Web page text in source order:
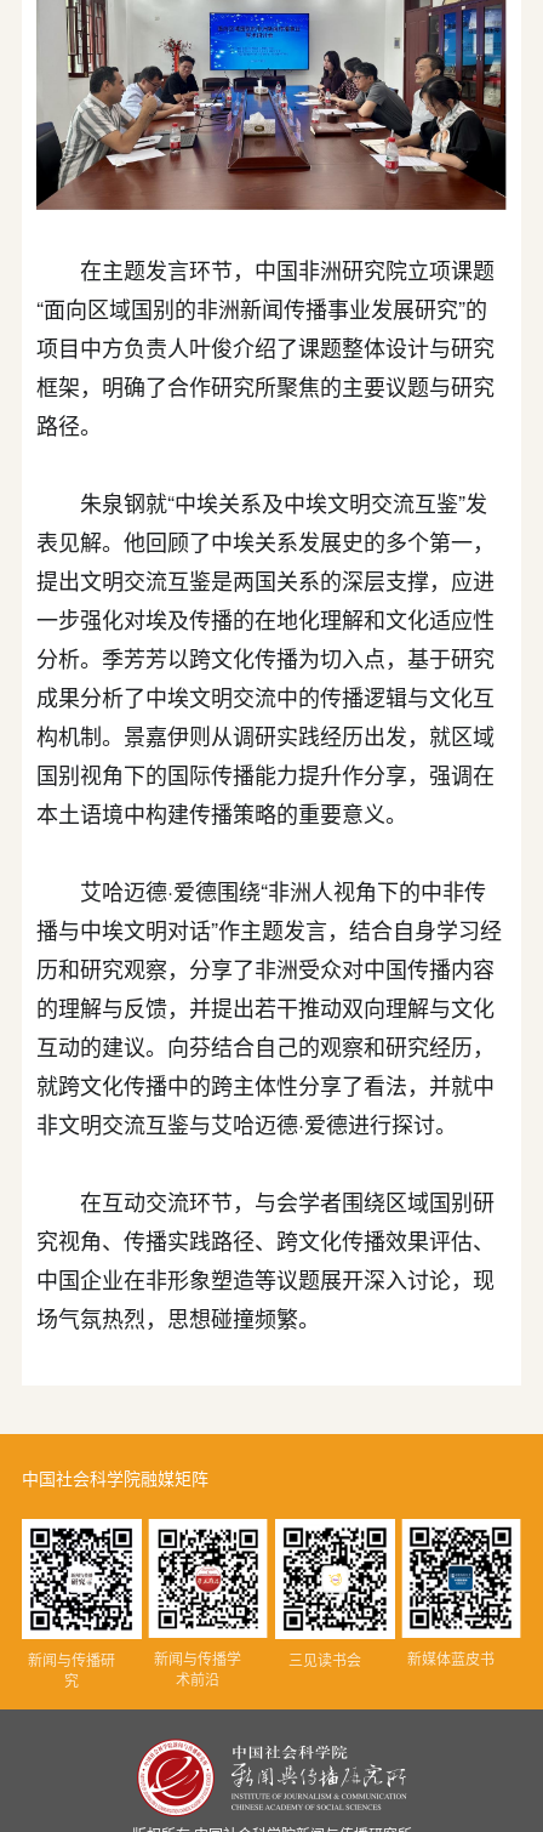
在主题发言环节，中国非洲研究院立项课题
“面向区域国别的非洲新闻传播事业发展研究”的
项目中方负责人叶俊介绍了课题整体设计与研究
框架，明确了合作研究所聚焦的主要议题与研究
路径。
朱泉钢就“中埃关系及中埃文明交流互鉴”发
表见解。他回顾了中埃关系发展史的多个第一，
提出文明交流互鉴是两国关系的深层支撑，应进
一步强化对埃及传播的在地化理解和文化适应性
分析。季芳芳以跨文化传播为切入点，基于研究
成果分析了中埃文明交流中的传播逻辑与文化互
构机制。景嘉伊则从调研实践经历出发，就区域
国别视角下的国际传播能力提升作分享，强调在
本土语境中构建传播策略的重要意义。
艾哈迈德·爱德围绕“非洲人视角下的中非传
播与中埃文明对话”作主题发言，结合自身学习经
历和研究观察，分享了非洲受众对中国传播内容
的理解与反馈，并提出若干推动双向理解与文化
互动的建议。向芬结合自己的观察和研究经历，
就跨文化传播中的跨主体性分享了看法，并就中
非文明交流互鉴与艾哈迈德·爱德进行探讨。
在互动交流环节，与会学者围绕区域国别研
究视角、传播实践路径、跨文化传播效果评估、
中国企业在非形象塑造等议题展开深入讨论，现
场气氛热烈，思想碰撞频繁。
中国社会科学院融媒矩阵
新闻与传播研
究
新闻与传播学
术前沿
三见读书会 新媒体蓝皮书